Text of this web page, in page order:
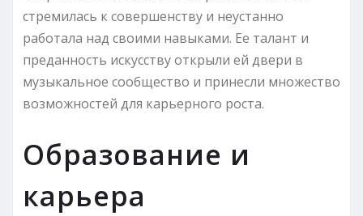
стремилась к совершенству и неустанно
работала над своими навыками. Ее талант и
преданность искусству открыли ей двери в
музыкальное сообщество и принесли множество
возможностей для карьерного роста.
Образование и
карьера